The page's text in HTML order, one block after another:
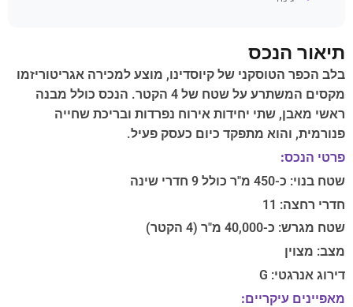
תיאור הנכס
בלב הכפר הטוסקני של קיוסדינו, מוצע למכירה אגריטוריזמו
מקסים המשתרע על שטח של 4 הקטר. הנכס כולל מבנה
ראשי מאבן, שתי יחידות אירוח נפרדות ובריכת שחייה
פנורמית, והוא מתפקד כיום כעסק פעיל.
פרטי הנכס:
שטח בנוי: כ-450 מ"ר כולל 9 חדרי שינה
חדרי רחצה: 11
שטח מגרש: כ-40,000 מ"ר (4 הקטר)
מצב: מצוין
דירוג אנרגטי: G
מאפיינים עיקריים: